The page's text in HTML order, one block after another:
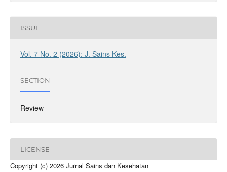
ISSUE
Vol. 7 No. 2 (2026): J. Sains Kes.
SECTION
Review
LICENSE
Copyright (c) 2026 Jurnal Sains dan Kesehatan